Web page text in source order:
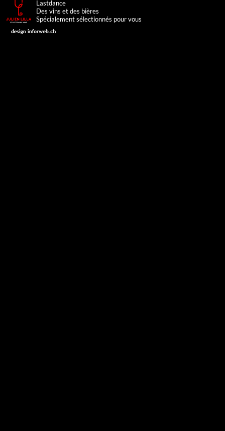
Lastdance
Des vins et des bières
Spécialement sélectionnés pour vous